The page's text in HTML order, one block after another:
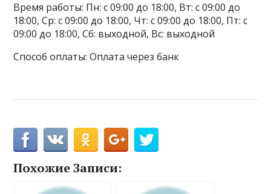
Время работы: Пн: с 09:00 до 18:00, Вт: с 09:00 до
18:00, Ср: с 09:00 до 18:00, Чт: с 09:00 до 18:00, Пт: с
09:00 до 18:00, Сб: выходной, Вс: выходной
Способ оплаты: Оплата через банк
Похожие Записи: